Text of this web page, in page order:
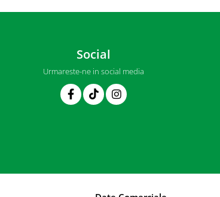
Social
Urmareste-ne in social media